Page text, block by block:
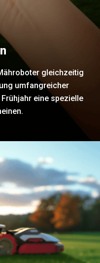
gleichzeitig
umfangreicher
eine spezielle